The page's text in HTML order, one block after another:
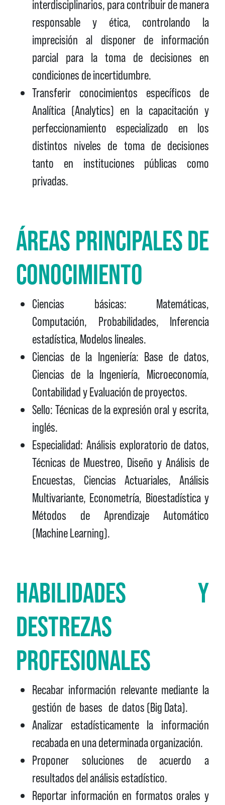
interdisciplinarios, para contribuir de manera
responsable y ética, controlando la
imprecisión al disponer de información
parcial para la toma de decisiones en
condiciones de incertidumbre.
Transferir conocimientos específicos de
Analítica (Analytics) en la capacitación y
perfeccionamiento especializado en los
distintos niveles de toma de decisiones
tanto en instituciones públicas como
privadas.
ÁREAS PRINCIPALES DE
CONOCIMIENTO
Ciencias básicas: Matemáticas,
Computación, Probabilidades, Inferencia
estadística, Modelos lineales.
Ciencias de la Ingeniería: Base de datos,
Ciencias de la Ingeniería, Microeconomía,
Contabilidad y Evaluación de proyectos.
Sello: Técnicas de la expresión oral y escrita,
inglés.
Especialidad: Análisis exploratorio de datos,
Técnicas de Muestreo, Diseño y Análisis de
Encuestas, Ciencias Actuariales, Análisis
Multivariante, Econometría, Bioestadística y
Métodos de Aprendizaje Automático
(Machine Learning).
HABILIDADES Y
DESTREZAS
PROFESIONALES
Recabar información relevante mediante la
gestión de bases de datos (Big Data).
Analizar estadísticamente la información
recabada en una determinada organización.
Proponer soluciones de acuerdo a
resultados del análisis estadístico.
Reportar información en formatos orales y